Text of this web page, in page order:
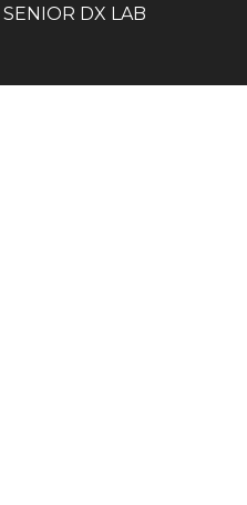
SENIOR DX LAB